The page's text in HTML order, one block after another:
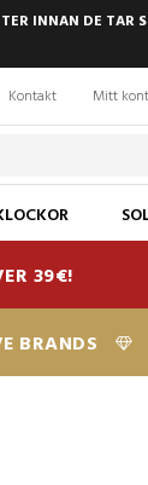
INNAN DE TAR
Kontakt Mitt
39€!
BRANDS